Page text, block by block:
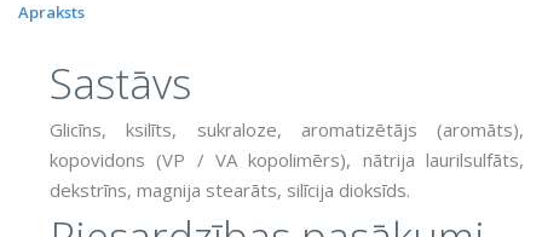
Apraksts
Sastāvs
Glicīns, ksilīts, sukraloze, aromatizētājs (aromāts),
kopovidons (VP / VA kopolimērs), nātrija laurilsulfāts,
dekstrīns, magnija stearāts, silīcija dioksīds.